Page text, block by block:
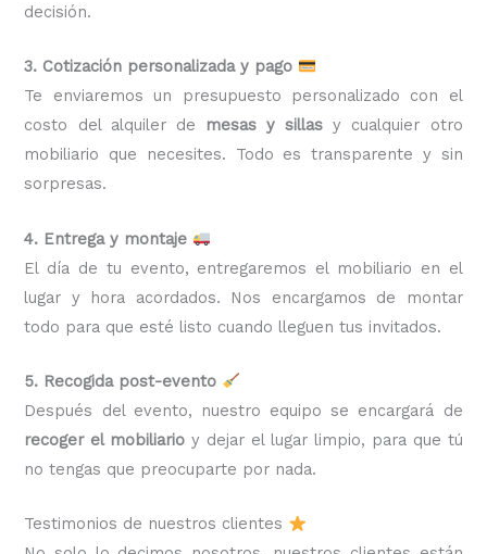
decisión.
3. Cotización personalizada y pago
Te enviaremos un presupuesto personalizado con el
costo del alquiler de
mesas y sillas y cualquier otro
mobiliario que necesites. Todo es transparente y sin
sorpresas.
4. Entrega y montaje
El día de tu evento, entregaremos el mobiliario en el
lugar y hora acordados. Nos encargamos de montar
todo para que esté listo cuando lleguen tus invitados.
5. Recogida post-evento
Después del evento, nuestro equipo se encargará de
recoger el mobiliario y dejar el lugar limpio, para que tú
no tengas que preocuparte por nada.
Testimonios de nuestros clientes